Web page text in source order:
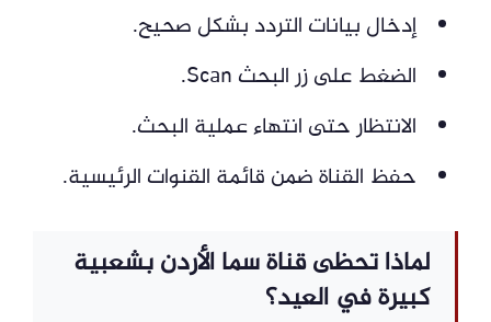
إدخال بيانات التردد بشكل صحيح.
الضغط على زر البحث Scan.
الانتظار حتى انتهاء عملية البحث.
حفظ القناة ضمن قائمة القنوات الرئيسية.
لماذا تحظى قناة سما الأردن بشعبية
كبيرة في العيد؟